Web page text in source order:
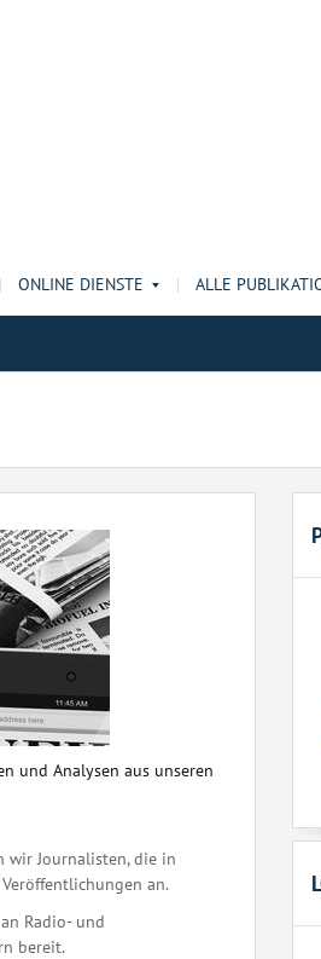
ONLINE DIENSTE ALLE
und Analysen aus unseren
wir Journalisten, die in
an.
Radio- und
bereit.